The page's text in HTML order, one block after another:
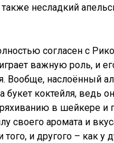
несладкий
согласен с
важную роль, и
Вообще, наслоённый
букет коктейля, ведь
в шейкере и
своего аромата и
того, и другого – как у